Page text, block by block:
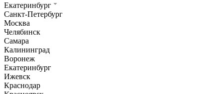
Екатеринбург
Санкт-Петербург
Москва
Челябинск
Самара
Калининград
Воронеж
Екатеринбург
Ижевск
Краснодар